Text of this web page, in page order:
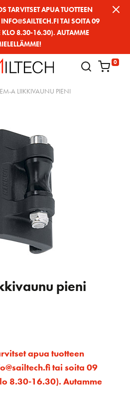
TARVITSET APUA TUOTTEEN
TAI SOITA 09
8.30-16.30). AUTAMME
0
A LIIKKIVAUNU PIENI
pieni
apua tuotteen
tai soita 09
8.30-16.30). Autamme